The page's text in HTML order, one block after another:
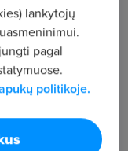
Bendrovės
įvaizdį;
planų
lankytojų
pagal
politikoje.